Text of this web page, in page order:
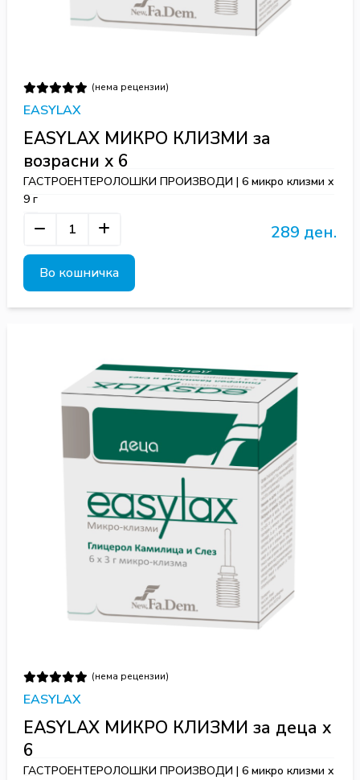
(нема рецензии)
EASYLAX
EASYLAX МИКРО КЛИЗМИ за
возрасни x 6
ГАСТРОЕНТЕРОЛОШКИ ПРОИЗВОДИ | 6 микро клизми х
9 г
289 ден.
Во кошничка
(нема рецензии)
EASYLAX
EASYLAX МИКРО КЛИЗМИ за деца x
6
ГАСТРОЕНТЕРОЛОШКИ ПРОИЗВОДИ | 6 микро клизми х